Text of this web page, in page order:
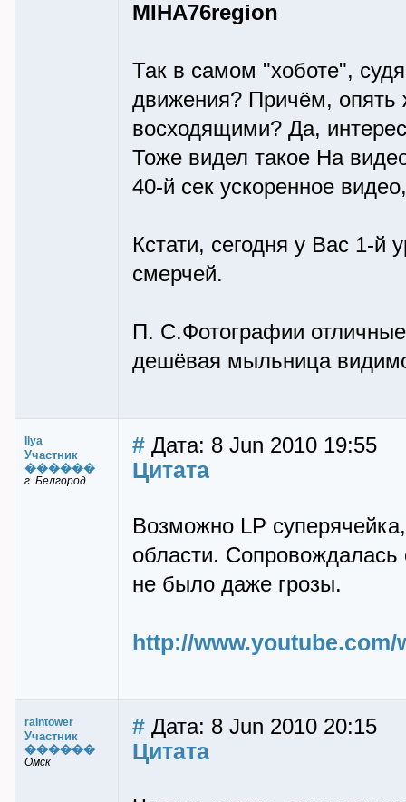
MIHA76region
Так в самом "хоботе",
движения? Причём, опять
восходящими? Да,
Тоже видел такое На
40-й сек ускоренное
Кстати, сегодня у Вас 1-й
смерчей.
П. С.Фотографии
дешёвая мыльница
Ilya
Участник
������
г. Белгород
# Дата: 8 Jun 2010 19:55
Цитата
Возможно LP
области.
не было даже грозы.
http://
raintower
Участник
������
Омск
# Дата: 8 Jun 2010 20:15
Цитата